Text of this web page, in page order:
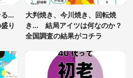
た〝野生の野菜〟に6.5万人戦慄
に住んでいます」住人の呟きに30万
存在しないか、あなたはわかる？
...
り
大判焼き、今川焼き、回転焼
き... 結局アイツは何なのか？
全国調査の結果がコチラ